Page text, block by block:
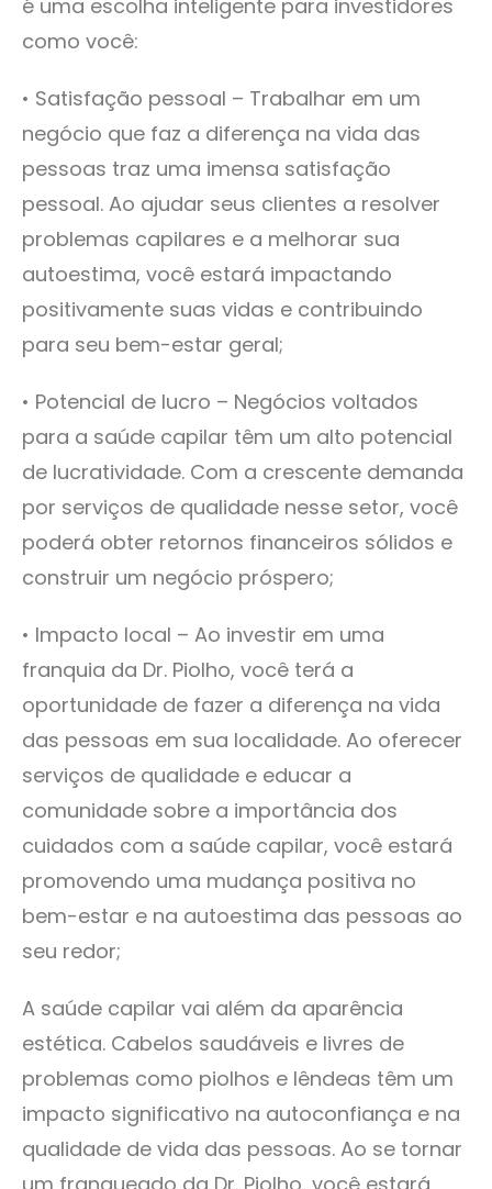
é uma escolha inteligente para investidores
como você:
• Satisfação pessoal – Trabalhar em um
negócio que faz a diferença na vida das
pessoas traz uma imensa satisfação
pessoal. Ao ajudar seus clientes a resolver
problemas capilares e a melhorar sua
autoestima, você estará impactando
positivamente suas vidas e contribuindo
para seu bem-estar geral;
• Potencial de lucro – Negócios voltados
para a saúde capilar têm um alto potencial
de lucratividade. Com a crescente demanda
por serviços de qualidade nesse setor, você
poderá obter retornos financeiros sólidos e
construir um negócio próspero;
• Impacto local – Ao investir em uma
franquia da Dr. Piolho, você terá a
oportunidade de fazer a diferença na vida
das pessoas em sua localidade. Ao oferecer
serviços de qualidade e educar a
comunidade sobre a importância dos
cuidados com a saúde capilar, você estará
promovendo uma mudança positiva no
bem-estar e na autoestima das pessoas ao
seu redor;
A saúde capilar vai além da aparência
estética. Cabelos saudáveis e livres de
problemas como piolhos e lêndeas têm um
impacto significativo na autoconfiança e na
qualidade de vida das pessoas. Ao se tornar